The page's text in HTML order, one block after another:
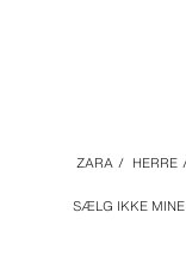
SÆLG IKKE MINE
ZARA / HERRE